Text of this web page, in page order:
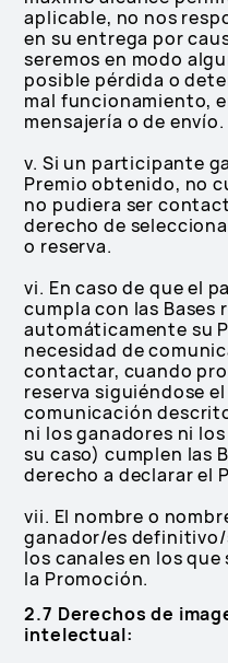
aplicable, no nos
en su entrega por
seremos en modo
posible pérdida o
mal funcionamiento,
mensajería o de envío.
v. Si un participante
Premio obtenido, no
no pudiera ser
derecho de
o reserva.
vi. En caso de que el
cumpla con las Bases
automáticamente su
necesidad de
contactar, cuando
reserva siguiéndose
comunicación
ni los ganadores ni
su caso) cumplen las
derecho a declarar el
vii. El nombre o
ganador/es
los canales en los
la Promoción.
2.7 Derechos de
intelectual: